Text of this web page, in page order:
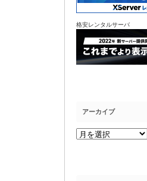
格安レンタルサーバ
アーカイブ